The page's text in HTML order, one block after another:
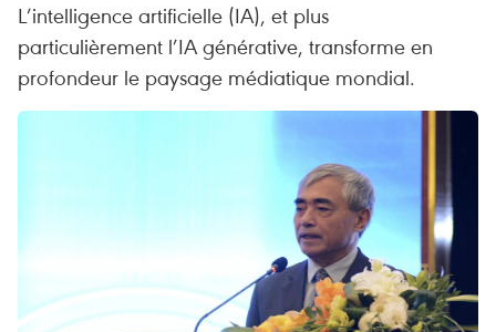
L’intelligence artificielle (IA), et plus
particulièrement l’IA générative, transforme en
profondeur le paysage médiatique mondial.